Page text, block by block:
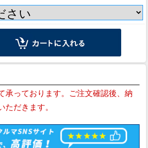
承っております。ご注文確認後、納
ただきます。